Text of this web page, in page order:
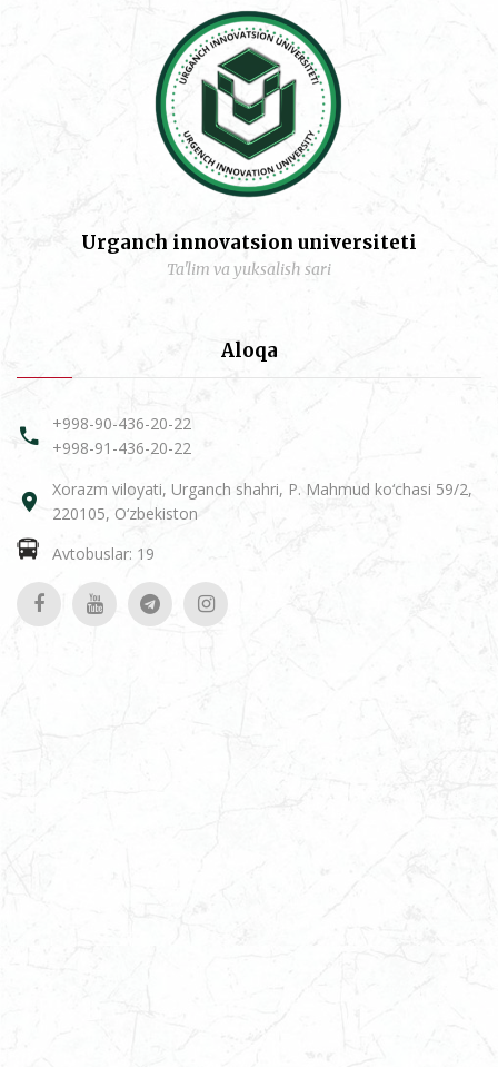
Urganch innovatsion universiteti
Ta'lim va yuksalish sari
Aloqa
+998-90-436-20-22
+998-91-436-20-22
Xorazm viloyati, Urganch shahri, P. Mahmud ko‘chasi 59/2,
220105, O‘zbekiston
Avtobuslar: 19